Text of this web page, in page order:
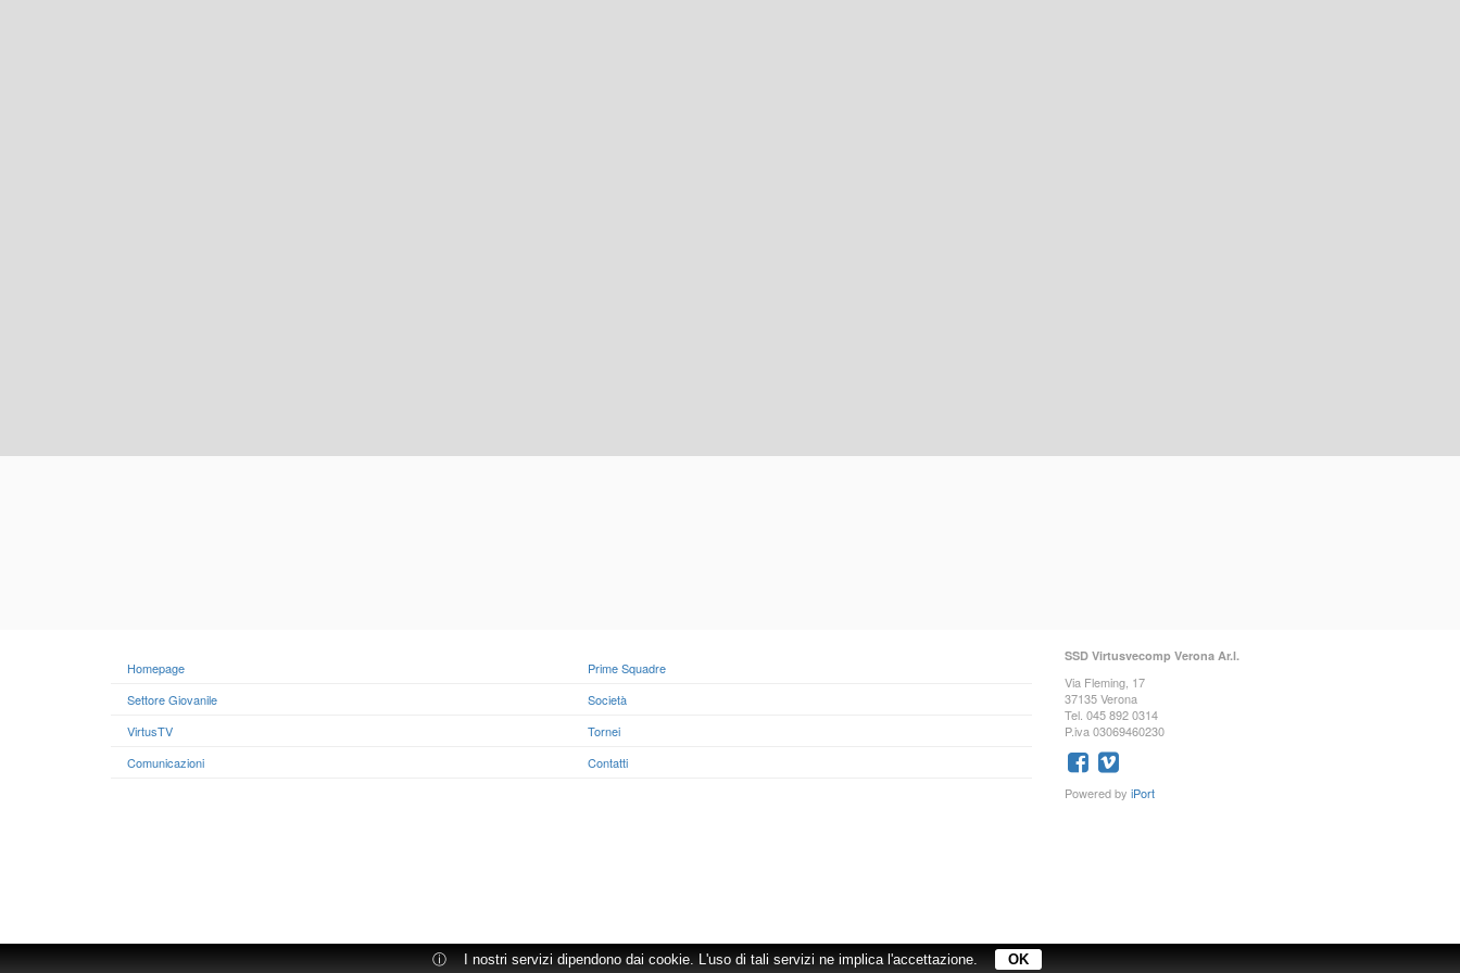
Homepage
Prime Squadre
Settore Giovanile
Società
VirtusTV
Tornei
Comunicazioni
Contatti
SSD Virtusvecomp Verona Ar.l.
Via Fleming, 17
37135 Verona
Tel. 045 892 0314
P.iva 03069460230
Powered by iPort
ⓘ I nostri servizi dipendono dai cookie. L'uso di tali servizi ne implica l'accettazione. OK